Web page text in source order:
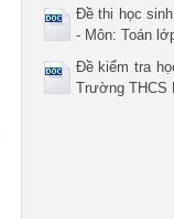
Đề thi học
- Môn: Toán
Đề kiểm tra
Trường THCS